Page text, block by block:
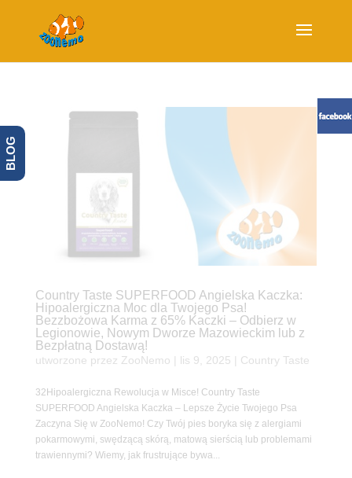
Country Taste SUPERFOOD Angielska Kaczka:
Hipoalergiczna Moc dla Twojego Psa!
Bezzbożowa Karma z 65% Kaczki – Odbierz w
Legionowie, Nowym Dworze Mazowieckim lub z
Bezpłatną Dostawą!
utworzone przez ZooNemo lis 9, 2025 Country Taste
32Hipoalergiczna Rewolucja w Misce! Country Taste
SUPERFOOD Angielska Kaczka – Lepsze Życie Twojego Psa
Zaczyna Się w ZooNemo! Czy Twój pies boryka się z alergiami
pokarmowymi, swędzącą skórą, matową sierścią lub problemami
trawiennymi? Wiemy, jak frustrujące bywa...
BLOG